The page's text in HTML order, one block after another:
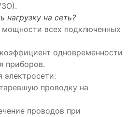
нагрузку на сеть?
всех подключенных
одновременности
приборов.
электросети:
проводку на
проводов при